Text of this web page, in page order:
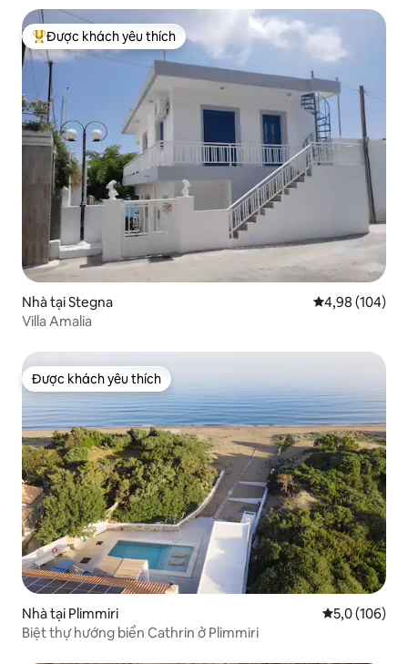
Được khách yêu thích nhất
Được khách yêu thích
Nhà tại Stegna Xếp hạng
4,98 (104)
Villa Amalia
Được khách yêu thích
Được khách yêu thích
Nhà tại Plimmiri Xếp hạng
5,0 (106)
Biệt thự hướng biển Cathrin ở Plimmiri